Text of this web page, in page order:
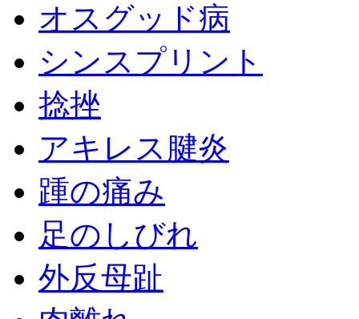
オスグッド病
シンスプリント
捻挫
アキレス腱炎
踵の痛み
足のしびれ
外反母趾